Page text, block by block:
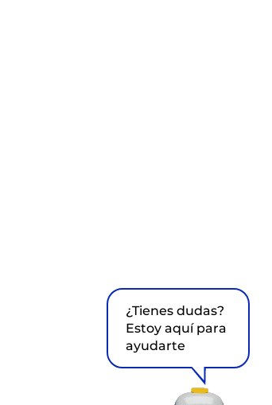
¿Tienes dudas?
Estoy aquí para
ayudarte